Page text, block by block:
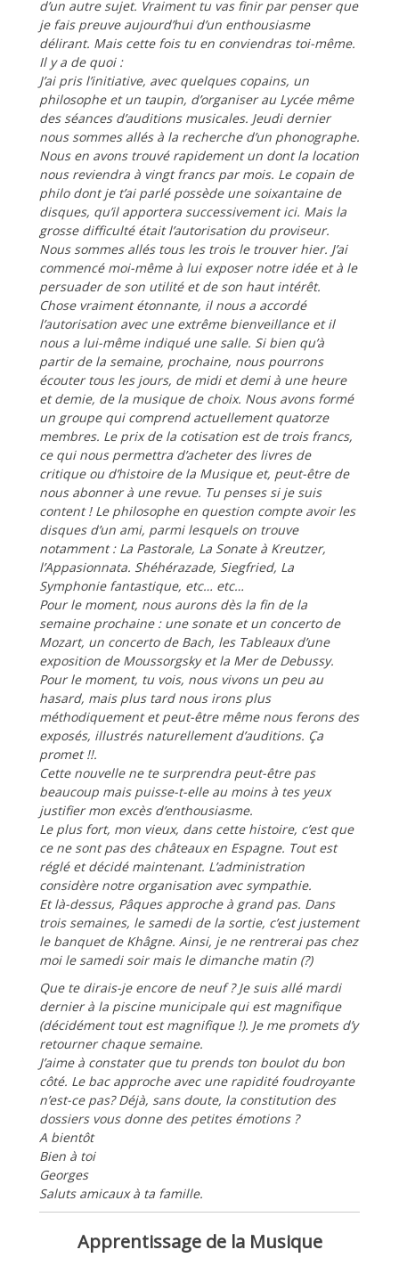
d’un autre sujet. Vraiment tu vas finir par penser que
je fais preuve aujourd’hui d’un enthousiasme
délirant. Mais cette fois tu en conviendras toi-même.
Il y a de quoi :
J’ai pris l’initiative, avec quelques copains, un
philosophe et un taupin, d’organiser au Lycée même
des séances d’auditions musicales. Jeudi dernier
nous sommes allés à la recherche d’un phonographe.
Nous en avons trouvé rapidement un dont la location
nous reviendra à vingt francs par mois. Le copain de
philo dont je t’ai parlé possède une soixantaine de
disques, qu’il apportera successivement ici. Mais la
grosse difficulté était l’autorisation du proviseur.
Nous sommes allés tous les trois le trouver hier. J’ai
commencé moi-même à lui exposer notre idée et à le
persuader de son utilité et de son haut intérêt.
Chose vraiment étonnante, il nous a accordé
l’autorisation avec une extrême bienveillance et il
nous a lui-même indiqué une salle. Si bien qu’à
partir de la semaine, prochaine, nous pourrons
écouter tous les jours, de midi et demi à une heure
et demie, de la musique de choix. Nous avons formé
un groupe qui comprend actuellement quatorze
membres. Le prix de la cotisation est de trois francs,
ce qui nous permettra d’acheter des livres de
critique ou d’histoire de la Musique et, peut-être de
nous abonner à une revue. Tu penses si je suis
content ! Le philosophe en question compte avoir les
disques d’un ami, parmi lesquels on trouve
notamment : La Pastorale, La Sonate à Kreutzer,
l’Appasionnata. Shéhérazade, Siegfried, La
Symphonie fantastique, etc… etc…
Pour le moment, nous aurons dès la fin de la
semaine prochaine : une sonate et un concerto de
Mozart, un concerto de Bach, les Tableaux d’une
exposition de Moussorgsky et la Mer de Debussy.
Pour le moment, tu vois, nous vivons un peu au
hasard, mais plus tard nous irons plus
méthodiquement et peut-être même nous ferons des
exposés, illustrés naturellement d’auditions. Ça
promet !!.
Cette nouvelle ne te surprendra peut-être pas
beaucoup mais puisse-t-elle au moins à tes yeux
justifier mon excès d’enthousiasme.
Le plus fort, mon vieux, dans cette histoire, c’est que
ce ne sont pas des châteaux en Espagne. Tout est
réglé et décidé maintenant. L’administration
considère notre organisation avec sympathie.
Et là-dessus, Pâques approche à grand pas. Dans
trois semaines, le samedi de la sortie, c’est justement
le banquet de Khâgne. Ainsi, je ne rentrerai pas chez
moi le samedi soir mais le dimanche matin (?)
Que te dirais-je encore de neuf ? Je suis allé mardi
dernier à la piscine municipale qui est magnifique
(décidément tout est magnifique !). Je me promets d’y
retourner chaque semaine.
J’aime à constater que tu prends ton boulot du bon
côté. Le bac approche avec une rapidité foudroyante
n’est-ce pas? Déjà, sans doute, la constitution des
dossiers vous donne des petites émotions ?
A bientôt
Bien à toi
Georges
Saluts amicaux à ta famille.
Apprentissage de la Musique